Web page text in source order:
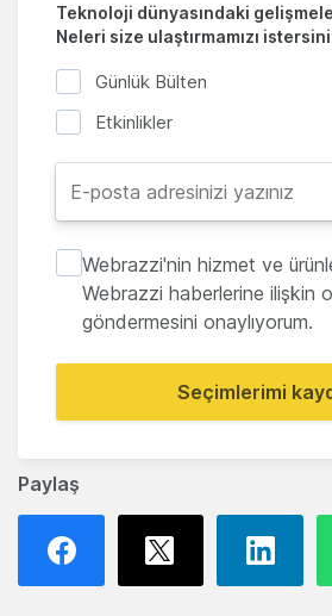
Paylaş
Teknoloji dünyasındaki
Neleri size ulaştırmamızı
Günlük Bülten
Etkinlikler
Webrazzi'nin hizmet ve
Webrazzi haberlerine ilişkin
göndermesini onaylıyorum.
Seçimlerimi